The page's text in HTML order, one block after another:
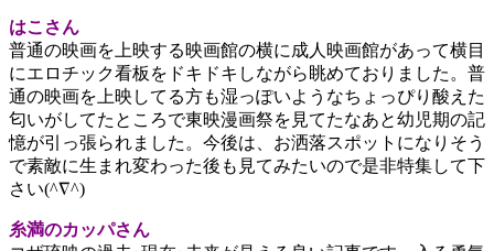
はこさん
普通の映画を上映する映画館の横に成人映画館があって横目
にエロチック看板をドキドキしながら眺めておりました。普
通の映画を上映してる方も湿っぽいようなちょっぴり酸えた
匂いがしてたところで東映漫画祭を見てたなあと幼児期の記
憶が引っ張られました。今後は、お洒落スポットになりそう
で素敵に生まれ変わった後も見てみたいので是非特集して下
さい(^∇^)
糸満のカッパさん